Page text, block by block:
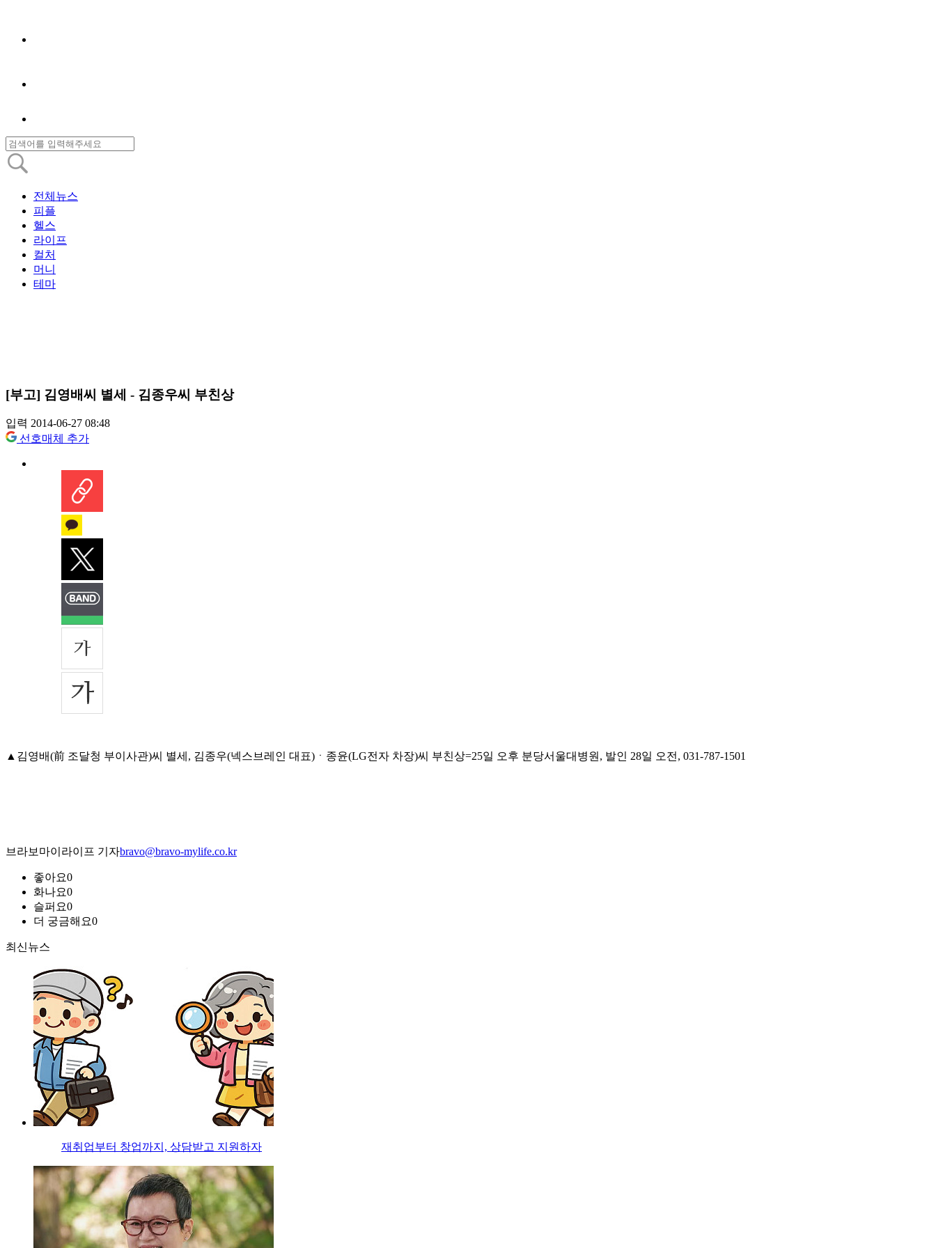
전체뉴스
피플
헬스
라이프
컬처
머니
테마
[부고] 김영배씨 별세 - 김종우씨 부친상
입력 2014-06-27 08:48
선호매체 추가
▲김영배(前 조달청 부이사관)씨 별세, 김종우(넥스브레인 대표)ㆍ종윤(LG전자 차장)씨 부친상=25일 오후 분당서울대병원, 발인 28일 오전, 031-787-1501
브라보마이라이프 기자bravo@bravo-mylife.co.kr
좋아요0
화나요0
슬퍼요0
더 궁금해요0
최신뉴스
재취업부터 창업까지, 상담받고 지원하자